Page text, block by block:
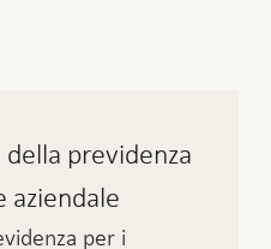
a carico della
decesso e
previdenza
aziendale
per i